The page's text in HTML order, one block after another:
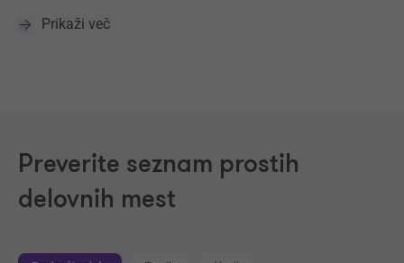
Prikaži več
Preverite seznam prostih
delovnih mest